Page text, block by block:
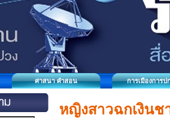
ศาสนา คำสอน การเมืองการป
หญิงสาวฉกเงินช